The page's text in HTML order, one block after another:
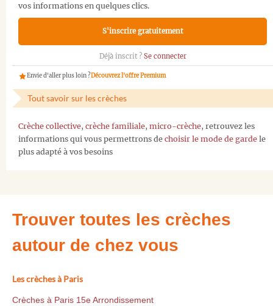
vos informations en quelques clics.
S'inscrire gratuitement
Déjà inscrit ? Se connecter
Envie d'aller plus loin ?Découvrez l'offre Premium
Tout savoir sur les crèches
Crèche collective, crèche familiale, micro-crèche, retrouvez les
informations qui vous permettrons de choisir le mode de garde le
plus adapté à vos besoins
Trouver toutes les crèches
autour de chez vous
Les crèches à Paris
Crèches à Paris 15e Arrondissement